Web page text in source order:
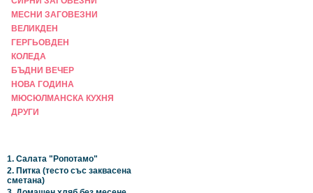
МЕСНИ ЗАГОВЕЗНИ
ВЕЛИКДЕН
ГЕРГЬОВДЕН
КОЛЕДА
БЪДНИ ВЕЧЕР
НОВА ГОДИНА
МЮСЮЛМАНСКА КУХНЯ
ДРУГИ
1. Салата "Ропотамо"
2. Питка (тесто със заквасена
сметана)